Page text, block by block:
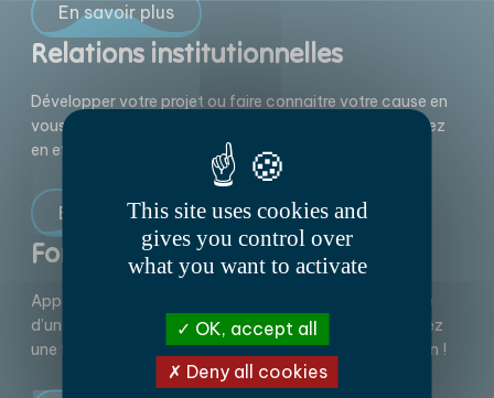
En savoir plus
Relations institutionnelles
Développer votre projet ou faire connaitre votre cause en
vous assurant le soutien des élus et institutions ? Gagnez
en efficacité grâce à notre expertise !
En savoir plus
Formation
Apprendre à faire vous-même ? Elu∙e ou représentant∙e
d’une association ou d’un ordre professionnel, choisissez
une formation conçue à partir de l’expérience du terrain !
This site uses cookies and
gives you control over
what you want to activate
OK, accept all
Deny all cookies